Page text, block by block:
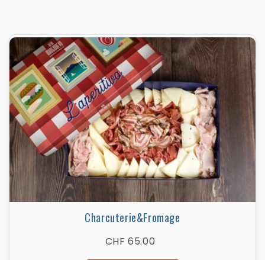
Charcuterie&Fromage
CHF 65.00